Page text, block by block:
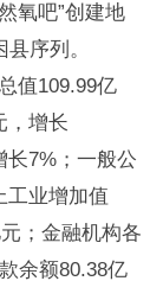
氧吧”创建地
序列。
值109.99亿
，增长
长7%；一般公
工业增加值
；金融机构各
余额80.38亿